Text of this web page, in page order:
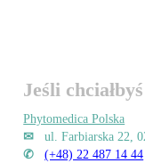
Jeśli
Phytomedica Polska
✉
ul. Farbiarska 22,
✆
(+48) 22 487 14 44